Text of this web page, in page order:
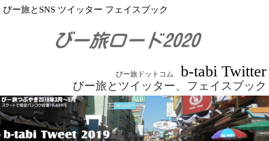
びー旅とSNS ツイッター フェイスブック
びー旅ドットコム b-tabi Twitter
びー旅とツイッター、フェイスブック